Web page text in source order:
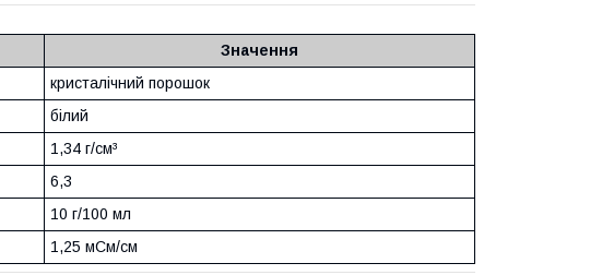
Значення
кристалічний порошок
білий
1,34 г/см³
6,3
10 г/100 мл
1,25 мСм/см